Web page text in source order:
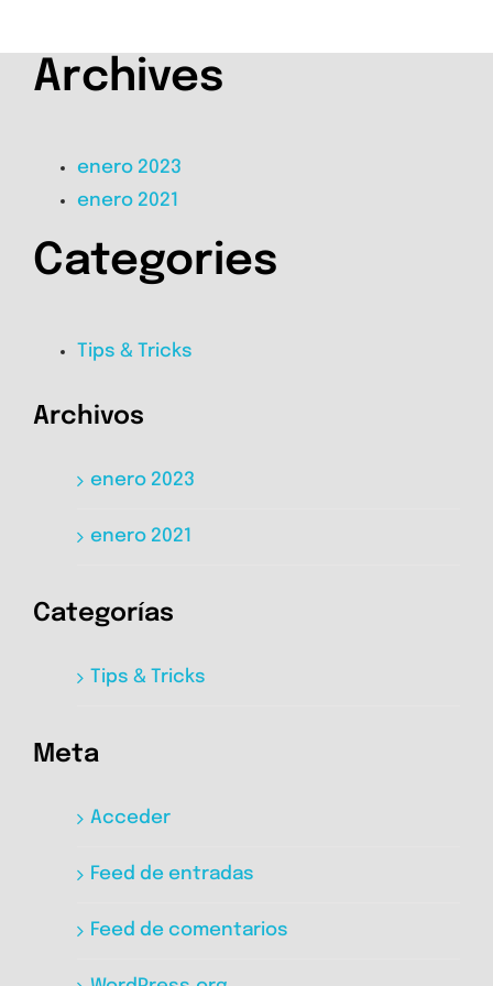
Archives
enero 2023
enero 2021
Categories
Tips & Tricks
Archivos
enero 2023
enero 2021
Categorías
Tips & Tricks
Meta
Acceder
Feed de entradas
Feed de comentarios